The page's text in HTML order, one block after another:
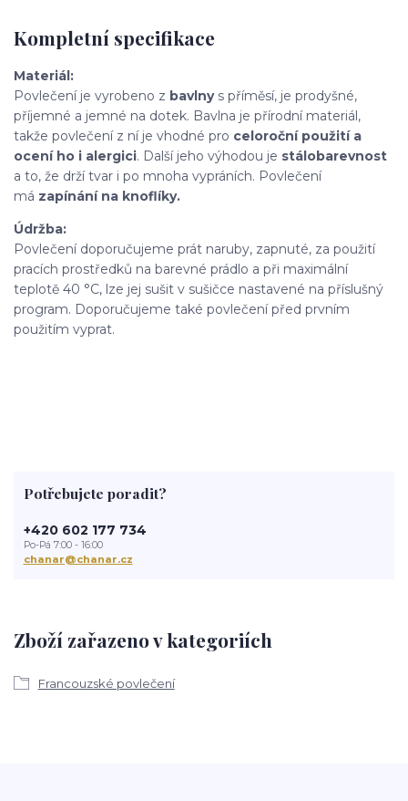
Kompletní specifikace
Materiál:
Povlečení je vyrobeno z bavlny s příměsí, je prodyšné,
příjemné a jemné na dotek. Bavlna je přírodní materiál,
takže povlečení z ní je vhodné pro celoroční použití a
ocení ho i alergici. Další jeho výhodou je stálobarevnost
a to, že drží tvar i po mnoha vypráních. Povlečení
má zapínání na knoflíky.
Údržba:
Povlečení doporučujeme prát naruby, zapnuté, za použití
pracích prostředků na barevné prádlo a při maximální
teplotě 40 °C, lze jej sušit v sušičce nastavené na příslušný
program. Doporučujeme také povlečení před prvním
použitím vyprat.
Zboží zařazeno v kategoriích
Francouzské povlečení
Potřebujete poradit?
+420 602 177 734
Po-Pá 7:00 - 16:00
chanar@chanar.cz